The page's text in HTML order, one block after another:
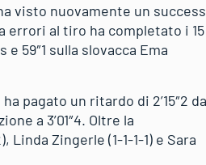
visto nuovamente un
errori al tiro ha completato i 15
59″1 sulla slovacca Ema
pagato un ritardo di 2’15″2 da
a 3’01″4. Oltre la
Zingerle (1-1-1-1) e Sara